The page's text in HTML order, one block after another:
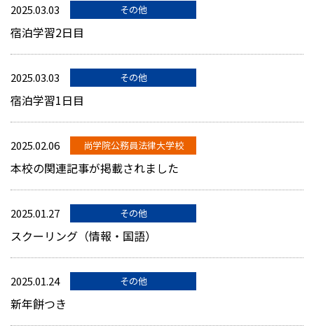
2025.03.03 その他
宿泊学習2日目
2025.03.03 その他
宿泊学習1日目
2025.02.06 尚学院公務員法律大学校
本校の関連記事が掲載されました
2025.01.27 その他
スクーリング（情報・国語）
2025.01.24 その他
新年餅つき